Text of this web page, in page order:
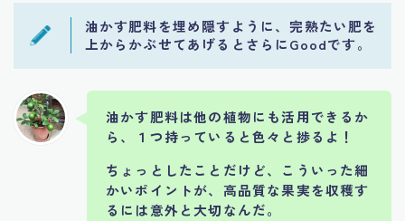
油かす肥料を埋め隠すように、完熟たい肥を
上からかぶせてあげるとさらにGoodです。
油かす肥料は他の植物にも活用できるか
ら、１つ持っていると色々と捗るよ！
ちょっとしたことだけど、こういった細
かいポイントが、高品質な果実を収穫す
るには意外と大切なんだ。